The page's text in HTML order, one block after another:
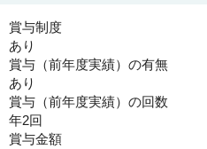
賞与制度
あり
賞与（前年度実績）の有無
あり
賞与（前年度実績）の回数
年2回
賞与金額